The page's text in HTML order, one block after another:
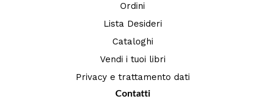
Ordini
Lista Desideri
Cataloghi
Vendi i tuoi libri
Privacy e trattamento dati
Contatti